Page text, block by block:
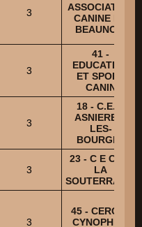
3
ASSOCIATION
CANINE DU
BEAUNOIS
3
41 -
EDUCATION
ET SPORT
CANIN
3
18 - C.E.C.
ASNIERES-
LES-
BOURGES
3
23 - C E C DE
LA
SOUTERRAINE
3
45 - CERCLE
CYNOPHILE